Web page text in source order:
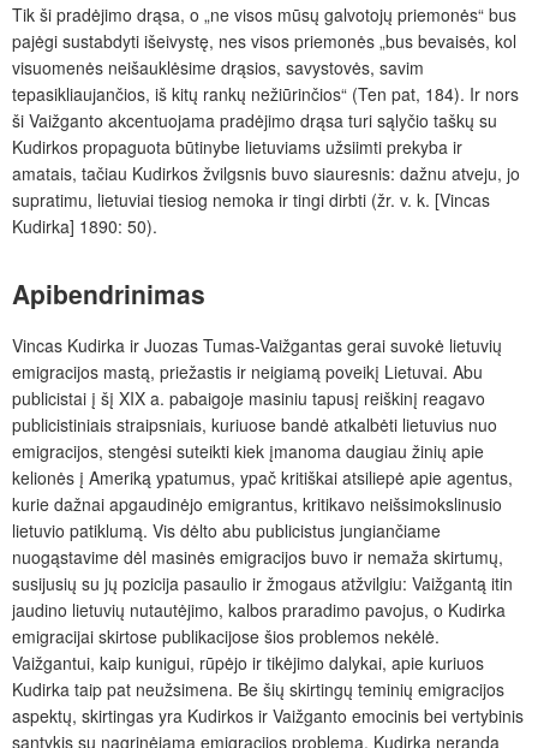
Tik ši pradėjimo drąsa, o „ne visos mūsų galvotojų priemonės“ bus
pajėgi sustabdyti išeivystę, nes visos priemonės „bus bevaisės, kol
visuomenės neišauklėsime drąsios, savystovės, savim
tepasikliaujančios, iš kitų rankų nežiūrinčios“ (Ten pat, 184). Ir nors
ši Vaižganto akcentuojama pradėjimo drąsa turi sąlyčio taškų su
Kudirkos propaguota būtinybe lietuviams užsiimti prekyba ir
amatais, tačiau Kudirkos žvilgsnis buvo siauresnis: dažnu atveju, jo
supratimu, lietuviai tiesiog nemoka ir tingi dirbti (žr. v. k. [Vincas
Kudirka] 1890: 50).
Apibendrinimas
Vincas Kudirka ir Juozas Tumas-Vaižgantas gerai suvokė lietuvių
emigracijos mastą, priežastis ir neigiamą poveikį Lietuvai. Abu
publicistai į šį XIX a. pabaigoje masiniu tapusį reiškinį reagavo
publicistiniais straipsniais, kuriuose bandė atkalbėti lietuvius nuo
emigracijos, stengėsi suteikti kiek įmanoma daugiau žinių apie
kelionės į Ameriką ypatumus, ypač kritiškai atsiliepė apie agentus,
kurie dažnai apgaudinėjo emigrantus, kritikavo neišsimokslinusio
lietuvio patiklumą. Vis dėlto abu publicistus jungiančiame
nuogąstavime dėl masinės emigracijos buvo ir nemaža skirtumų,
susijusių su jų pozicija pasaulio ir žmogaus atžvilgiu: Vaižgantą itin
jaudino lietuvių nutautėjimo, kalbos praradimo pavojus, o Kudirka
emigracijai skirtose publikacijose šios problemos nekėlė.
Vaižgantui, kaip kunigui, rūpėjo ir tikėjimo dalykai, apie kuriuos
Kudirka taip pat neužsimena. Be šių skirtingų teminių emigracijos
aspektų, skirtingas yra Kudirkos ir Vaižganto emocinis bei vertybinis
santykis su nagrinėjama emigracijos problema. Kudirka neranda